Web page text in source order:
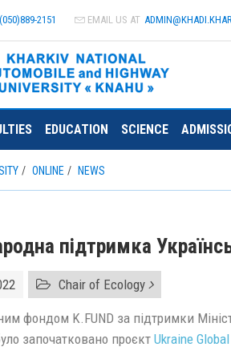
2151 EMAIL US AT ADMIN@
EDUCATION SCIENCE
ONLINE NEWS
підтримка
Chair of Ecology
фондом K.FUND за підтримки
започатковано проєкт Ukraine